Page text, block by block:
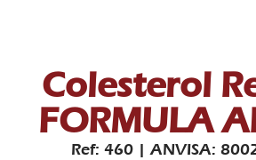
Colesterol
FORMULA
Ref: 460 | ANVISA: